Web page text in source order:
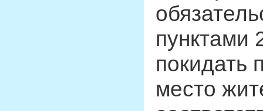
пунктами
покидать
место